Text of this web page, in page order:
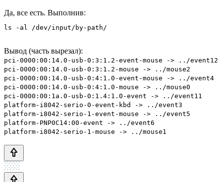
Да, все есть. Выполнив:
ls -al /dev/input/by-path/
Вывод (часть вырезал):
pci-0000:00:14.0-usb-0:3:1.2-event-mouse -> ../event12
pci-0000:00:14.0-usb-0:3:1.2-mouse -> ../mouse2
pci-0000:00:14.0-usb-0:4:1.0-event-mouse -> ../event4
pci-0000:00:14.0-usb-0:4:1.0-mouse -> ../mouse0
pci-0000:00:1a.0-usb-0:1.4:1.0-event -> ../event11
platform-i8042-serio-0-event-kbd -> ../event3
platform-i8042-serio-1-event-mouse -> ../event5
platform-PNP0C14:00-event -> ../event6
platform-i8042-serio-1-mouse -> ../mouse1